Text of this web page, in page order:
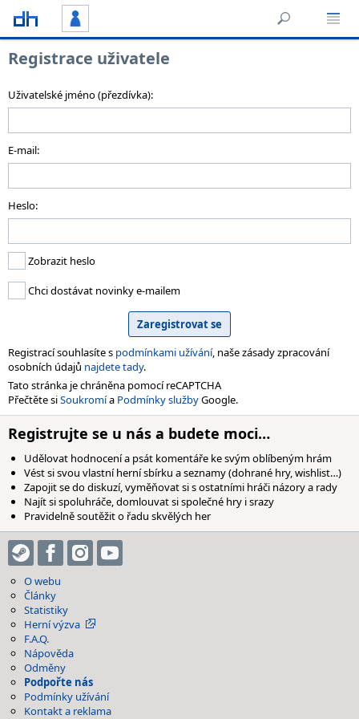
Registrace uživatele
Uživatelské jméno (přezdívka):
E-mail:
Heslo:
Zobrazit heslo
Chci dostávat novinky e-mailem
Registrací souhlasíte s podmínkami užívání, naše zásady zpracování
osobních údajů najdete tady.
Tato stránka je chráněna pomocí reCAPTCHA
Přečtěte siSoukromía Podmínky službyGoogle.
Registrujte se u nás a budete moci…
Udělovat hodnocení a psát komentáře ke svým oblíbeným hrám
Vést si svou vlastní herní sbírku a seznamy (dohrané hry, wishlist…)
Zapojit se do diskuzí, vyměňovat si s ostatními hráči názory a rady
Najít si spoluhráče, domlouvat si společné hry i srazy
Pravidelně soutěžit o řadu skvělých her
O webu
Články
Statistiky
Herní výzva
F.A.Q.
Nápověda
Odměny
Podpořte nás
Podmínky užívání
Kontakt a reklama